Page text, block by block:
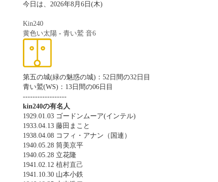
今日は、2026年8月6日(木)
Kin240
黄色い太陽 - 青い鷲 音6
第五の城(緑の魅惑の城)：52日間の32日目
青い鷲(WS)：13日間の06日目
------------------
kin240の有名人
1929.01.03 ゴードンムーア(インテル)
1933.04.13 藤田まこと
1938.04.08 コフィ・アナン（国連）
1940.05.28 筒美京平
1940.05.28 立花隆
1941.02.12 植村直己
1941.10.30 山本小鉄